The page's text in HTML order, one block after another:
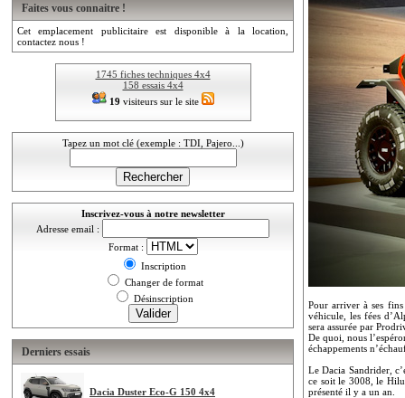
Faites vous connaitre !
Cet emplacement publicitaire est disponible à la location,
contactez nous !
1745 fiches techniques 4x4
158 essais 4x4
19visiteurs sur le site
Tapez un mot clé (exemple : TDI, Pajero...)
Inscrivez-vous à notre newsletter
Adresse email :
Format :
Inscription
Changer de format
Désinscription
Derniers essais
Dacia Duster Eco-G 150 4x4
Pour arriver à ses
véhicule, les fées
sera assurée par
De quoi, nous
échappements
Le Dacia Sandrider,
ce soit le 3008, le
présenté il y a un an.